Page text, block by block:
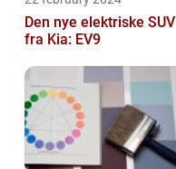
Den nye elektriske SUV
fra Kia: EV9